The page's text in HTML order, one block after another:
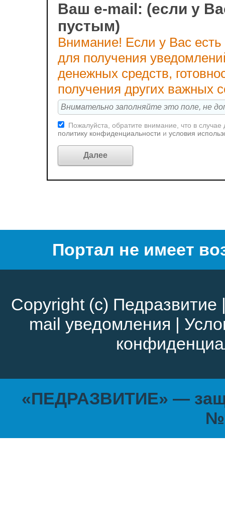
Ваш e-mail: (если у
пустым)
Внимание! Если у Вас
для получения
денежных средств,
получения других важных
Пожалуйста, обратите внимание, что в
политику конфиденциальности и условия
Портал не имеет
Copyright (c) Педразвитие
mail уведомления |
«ПЕДРАЗВИТИЕ» —